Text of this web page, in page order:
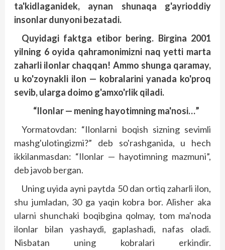
ta'kidlaganidek, aynan shunaqa g'ayrioddiy
insonlar dunyoni bezatadi.
Quyidagi faktga etibor bering. Birgina 2001
yilning 6 oyida qahramonimizni naq yetti marta
zaharli ilonlar chaqqan! Ammo shunga qaramay,
u ko'zoynakli ilon — kobralarini yanada ko'proq
sevib, ularga doimo g'amxo'rlik qiladi.
“Ilonlar — mening hayotimning ma'nosi…”
Yormatovdan: “Ilonlarni boqish sizning sevimli
mashg'ulotingizmi?” deb so'rashganida, u hech
ikkilanmasdan: “Ilonlar — hayotimning mazmuni”,
deb javob bergan.
Uning uyida ayni paytda 50 dan ortiq zaharli ilon,
shu jumladan, 30 ga yaqin kobra bor. Alisher aka
ularni shunchaki boqibgina qolmay, tom ma'noda
ilonlar bilan yashaydi, gaplashadi, nafas oladi.
Nisbatan uning kobralari erkindir.